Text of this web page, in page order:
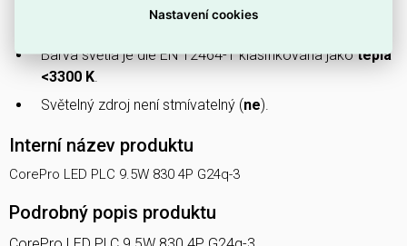
Barva světla je dle EN 12464-1 klasifikována jakoteplá
<3300 K.
Světelný zdroj není stmívatelný (ne).
Interní název produktu
CorePro LED PLC 9.5W 830 4P G24q-3
Podrobný popis produktu
Nastavení cookies